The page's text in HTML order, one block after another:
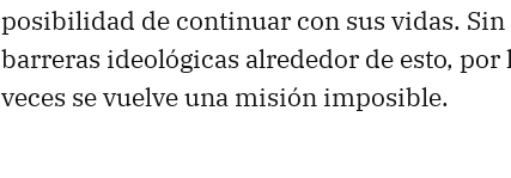
posibilidad de continuar con sus vidas.
barreras ideológicas alrededor de esto,
veces se vuelve una misión imposible.